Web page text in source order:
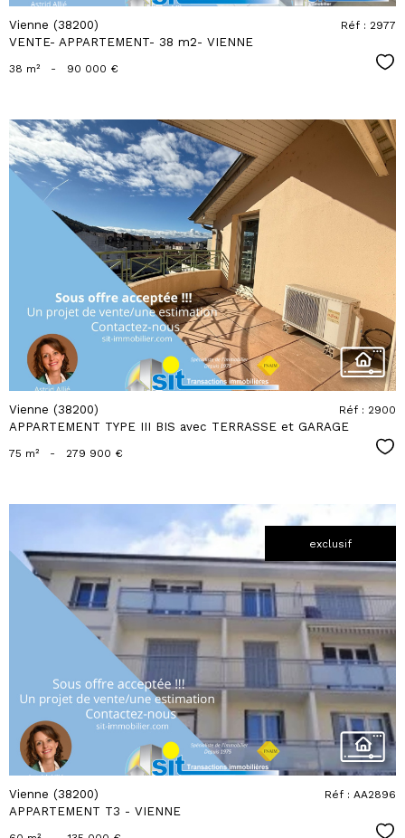
Vienne (38200)
VENTE- APPARTEMENT- 38 m2- VIENNE
Réf : 2977
38 m² - 90 000 €
voir le
bien
Vienne (38200)
APPARTEMENT TYPE III BIS avec TERRASSE et GARAGE
Réf : 2900
75 m² - 279 900 €
exclusif
voir le
bien
Vienne (38200)
APPARTEMENT T3 - VIENNE
Réf : AA2896